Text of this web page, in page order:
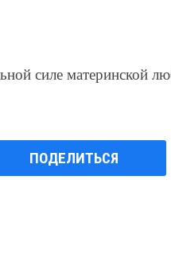
силе материнской
ПОДЕЛИТЬСЯ